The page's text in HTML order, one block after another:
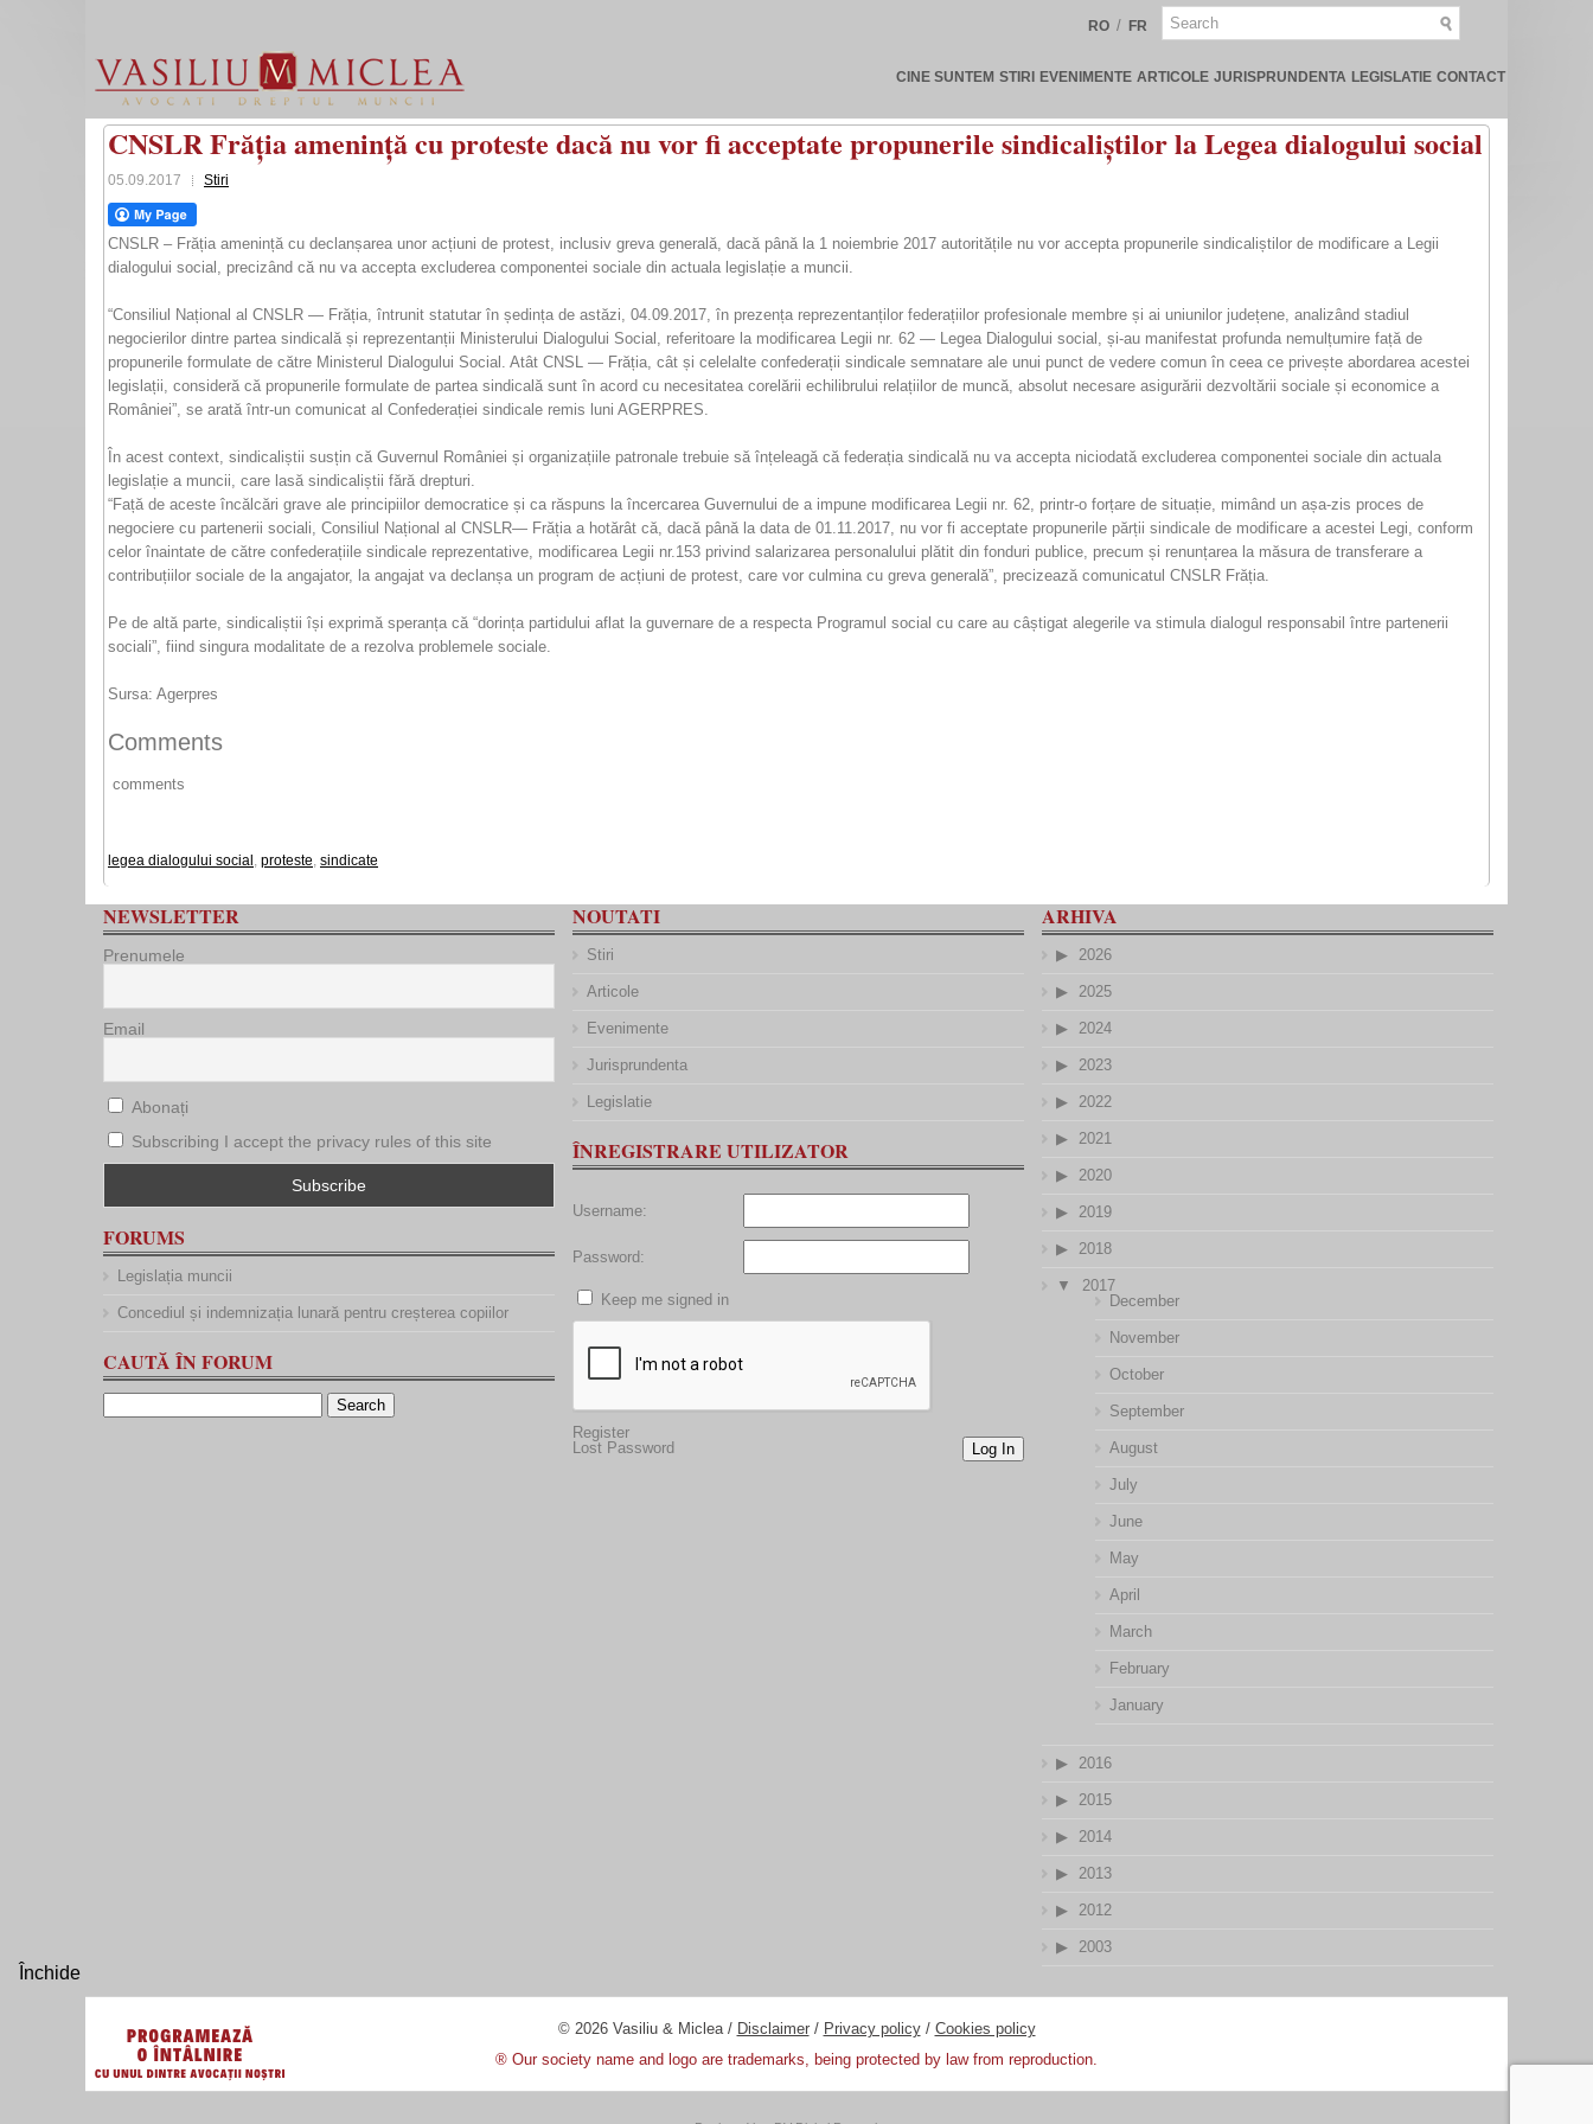
RO / FR
CINE SUNTEM STIRI EVENIMENTE ARTICOLE JURISPRUNDENTA LEGISLATIE CONTACT
CNSLR Frăția amenință cu proteste dacă nu vor fi acceptate propunerile sindicaliștilor la Legea dialogului social
05.09.2017 Stiri
CNSLR – Frăția amenință cu declanșarea unor acțiuni de protest, inclusiv greva generală, dacă până la 1 noiembrie 2017 autoritățile nu vor accepta propunerile sindicaliștilor de modificare a Legii
dialogului social, precizând că nu va accepta excluderea componentei sociale din actuala legislație a muncii.
“Consiliul Național al CNSLR — Frăția, întrunit statutar în ședința de astăzi, 04.09.2017, în prezența reprezentanților federațiilor profesionale membre și ai uniunilor județene, analizând stadiul
negocierilor dintre partea sindicală și reprezentanții Ministerului Dialogului Social, referitoare la modificarea Legii nr. 62 — Legea Dialogului social, și-au manifestat profunda nemulțumire față de
propunerile formulate de către Ministerul Dialogului Social. Atât CNSL — Frăția, cât și celelalte confederații sindicale semnatare ale unui punct de vedere comun în ceea ce privește abordarea acestei
legislații, consideră că propunerile formulate de partea sindicală sunt în acord cu necesitatea corelării echilibrului relațiilor de muncă, absolut necesare asigurării dezvoltării sociale și economice a
României”, se arată într-un comunicat al Confederației sindicale remis luni AGERPRES.
În acest context, sindicaliștii susțin că Guvernul României și organizațiile patronale trebuie să înțeleagă că federația sindicală nu va accepta niciodată excluderea componentei sociale din actuala
legislație a muncii, care lasă sindicaliștii fără drepturi.
“Față de aceste încălcări grave ale principiilor democratice și ca răspuns la încercarea Guvernului de a impune modificarea Legii nr. 62, printr-o forțare de situație, mimând un așa-zis proces de
negociere cu partenerii sociali, Consiliul Național al CNSLR— Frăția a hotărât că, dacă până la data de 01.11.2017, nu vor fi acceptate propunerile părții sindicale de modificare a acestei Legi, conform
celor înaintate de către confederațiile sindicale reprezentative, modificarea Legii nr.153 privind salarizarea personalului plătit din fonduri publice, precum și renunțarea la măsura de transferare a
contribuțiilor sociale de la angajator, la angajat va declanșa un program de acțiuni de protest, care vor culmina cu greva generală”, precizează comunicatul CNSLR Frăția.
Pe de altă parte, sindicaliștii își exprimă speranța că “dorința partidului aflat la guvernare de a respecta Programul social cu care au câștigat alegerile va stimula dialogul responsabil între partenerii
sociali”, fiind singura modalitate de a rezolva problemele sociale.
Sursa: Agerpres
Comments
comments
legea dialogului social , proteste, sindicate
NEWSLETTER
Prenumele
Email
Abonați
Subscribing I accept the privacy rules of this site
FORUMS
Legislația muncii
Concediul și indemnizația lunară pentru creșterea copiilor
CAUTĂ ÎN FORUM
NOUTATI
Stiri
Articole
Evenimente
Jurisprundenta
Legislatie
ÎNREGISTRARE UTILIZATOR
Username:
Password:
Keep me signed in
Log In
Register
Lost Password
ARHIVA
2026
2025
2024
2023
2022
2021
2020
2019
2018
2017
December
November
October
September
August
July
June
May
April
March
February
January
2016
2015
2014
2013
2012
2003
© 2026 Vasiliu & Miclea / Disclaimer/ Privacy policy/ Cookies policy
® Our society name and logo are trademarks, being protected by law from reproduction.